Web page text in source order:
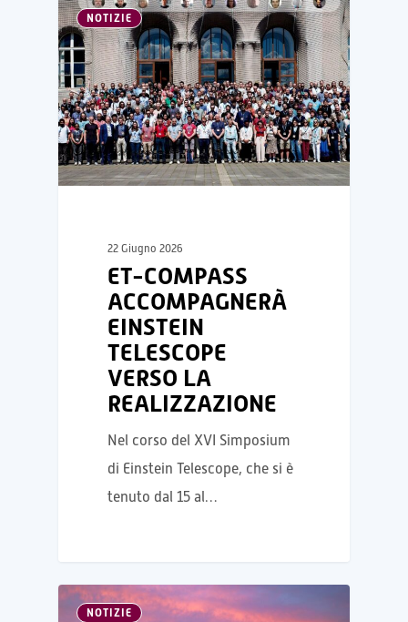
NOTIZIE
22 Giugno 2026
ET-COMPASS
ACCOMPAGNERÀ
EINSTEIN
TELESCOPE
VERSO LA
REALIZZAZIONE
Nel corso del XVI Simposium
di Einstein Telescope, che si è
tenuto dal 15 al…
NOTIZIE